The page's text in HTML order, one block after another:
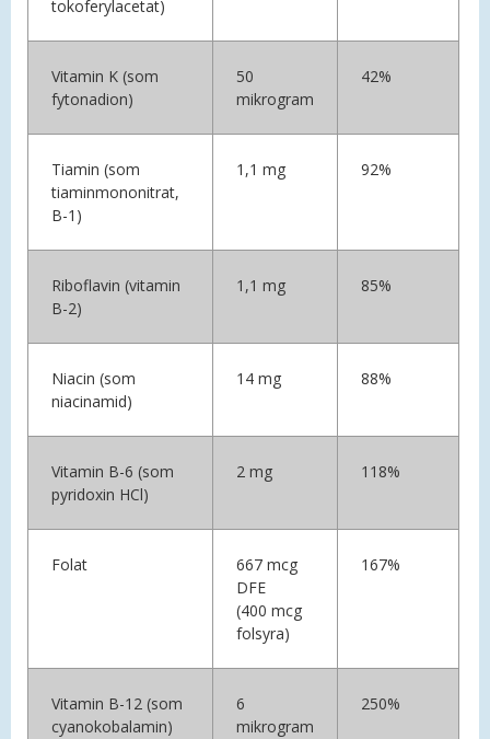
tokoferylacetat)
Vitamin K (som
fytonadion)
50
mikrogram
42%
Tiamin (som
tiaminmononitrat,
B-1)
1,1 mg 92%
Riboflavin (vitamin
B-2)
1,1 mg 85%
Niacin (som
niacinamid)
14 mg 88%
Vitamin B-6 (som
pyridoxin HCl)
2 mg 118%
Folat
667 mcg
DFE
(400 mcg
folsyra)
167%
Vitamin B-12 (som
cyanokobalamin)
6
mikrogram
250%